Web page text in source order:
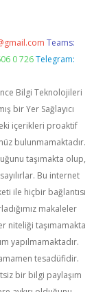
Teams:
0 726 Telegram:
Bilgi Teknolojileri
bir Yer Sağlayıcı
içerikleri proaktif
bulunmamaktadır.
taşımakta olup,
Bu internet
ile hiçbir bağlantısı
makaleler
niteliği taşımamakta
yapılmamaktadır.
tesadüfidir.
bir bilgi paylaşım